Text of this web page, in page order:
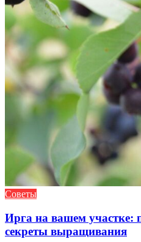
Советы
Ирга на вашем участке:
секреты выращивания